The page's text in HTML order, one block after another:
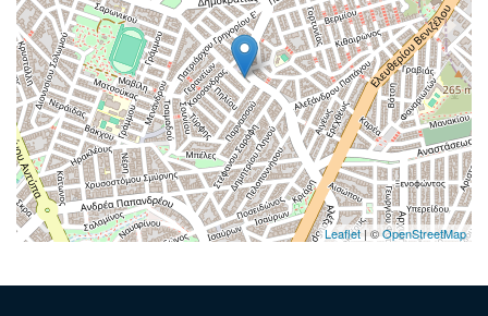
Leaflet| ©OpenStreetMap